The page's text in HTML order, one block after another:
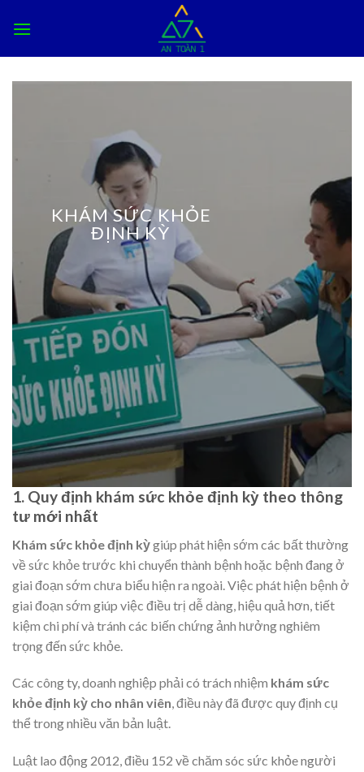
KHÁM SỨC KHỎE
ĐỊNH KỲ
1. Quy định khám sức khỏe định kỳ theo thông
tư mới nhất
Khám sức khỏe định kỳgiúp phát hiện sớm các bất thường
về sức khỏe trước khi chuyển thành bệnh hoặc bệnh đang ở
giai đoạn sớm chưa biểu hiện ra ngoài. Việc phát hiện bệnh ở
giai đoạn sớm giúp việc điều trị dễ dàng, hiệu quả hơn, tiết
kiệm chi phí và tránh các biến chứng ảnh hưởng nghiêm
trọng đến sức khỏe.
Các công ty, doanh nghiệp phải có trách nhiệm khám sức
khỏe định kỳ cho nhân viên, điều này đã được quy định cụ
thể trong nhiều văn bản luật.
Luật lao động 2012, điều 152 về chăm sóc sức khỏe người